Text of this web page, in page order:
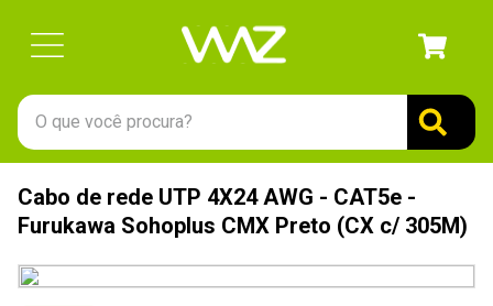
O que você procura?
Cabo de rede UTP 4X24 AWG - CAT5e -
Furukawa Sohoplus CMX Preto (CX c/ 305M)
1º
gabinete
3º
teclado